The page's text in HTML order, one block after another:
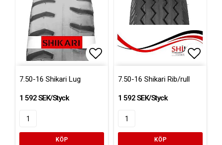
7.50-16 Shikari Lug
1 592 SEK/Styck
KÖP
7.50-16 Shikari Rib/rull
1 592 SEK/Styck
KÖP